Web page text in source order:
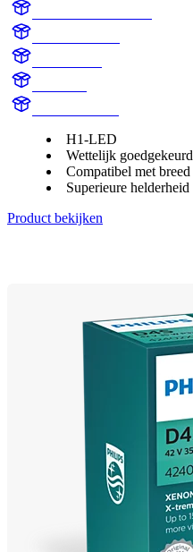
H1-LED
Wettelijk
Compatibel met
Superieure helderheid
Product bekijken